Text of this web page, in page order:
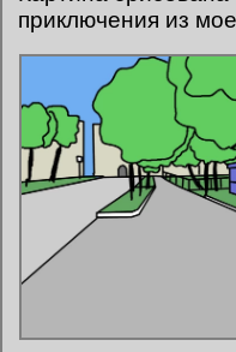
приключения из